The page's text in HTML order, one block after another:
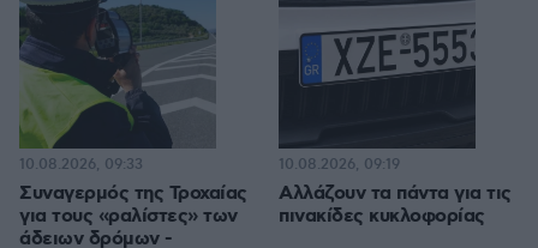
Συναγερμός της Τροχαίας
για τους «ραλίστες» των
άδειων δρόμων -
10.08.2026, 09:33
Αλλάζουν τα πάντα για τις
πινακίδες κυκλοφορίας
10.08.2026, 09:19